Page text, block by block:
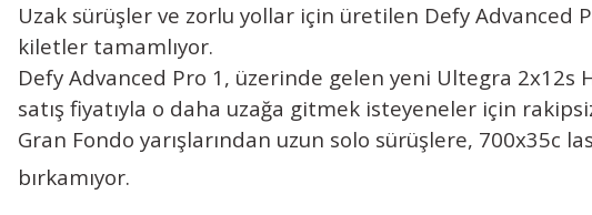
Uzak sürüşler ve zorlu yollar için üretilen Defy
kiletler tamamlıyor.
Defy Advanced Pro 1, üzerinde gelen yeni Ultegra 2x12s
satış fiyatıyla o daha uzağa gitmek isteyeneler için
Gran Fondo yarışlarından uzun solo sürüşlere,
bırkamıyor.